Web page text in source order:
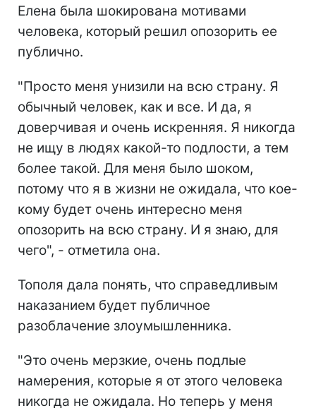
Елена была шокирована мотивами
человека, который решил опозорить ее
публично.
"Просто меня унизили на всю страну. Я
обычный человек, как и все. И да, я
доверчивая и очень искренняя. Я никогда
не ищу в людях какой-то подлости, а тем
более такой. Для меня было шоком,
потому что я в жизни не ожидала, что кое-
кому будет очень интересно меня
опозорить на всю страну. И я знаю, для
чего", - отметила она.
Тополя дала понять, что справедливым
наказанием будет публичное
разоблачение злоумышленника.
"Это очень мерзкие, очень подлые
намерения, которые я от этого человека
никогда не ожидала. Но теперь у меня